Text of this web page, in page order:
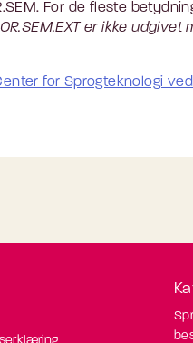
For de fleste
erikke udgivet
for Sprogteknologi